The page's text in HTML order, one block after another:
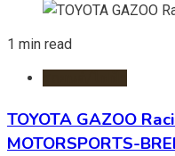
1 min read
TOYOTA GAZOO
MOTORSPORTS-